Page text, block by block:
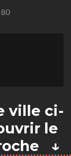
ville ci-
le
↓